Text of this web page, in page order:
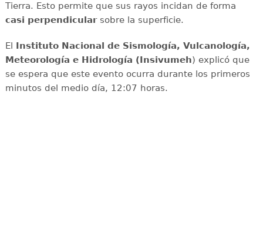
Tierra. Esto permite que sus rayos incidan de forma
casi perpendicularsobre la superficie.
El
Instituto Nacional de Sismología, Vulcanología,
Meteorología e Hidrología (Insivumeh) explicó que
se espera que este evento ocurra durante los primeros
minutos del medio día, 12:07 horas.